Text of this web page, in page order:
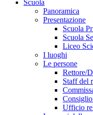
Scuola
Panoramica
Presentazione
Scuola
Scuola
Liceo
I luoghi
Le persone
Rettore/
Staff del
Ufficio